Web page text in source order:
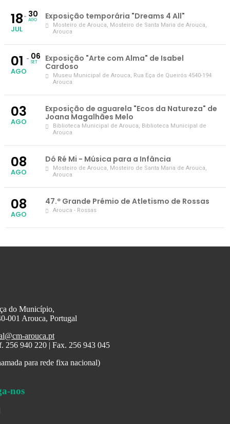
18
JUL
30
AGO Exposição temporária "Dreams 4 All"
Mosteiro de Arouca, Mosteiro de Santa Maria de Arouca,
Arouca
01
AGO
06
SET
Exposição "Arte com Alma" de Isabel
Cardoso
Museu Municipal de Arouca, Rua Eça de Queirós 4540-194
Arouca
03
AGO
Exposição de aguarela "Ecos da Natureza" de
Joana Magalhães Melo
Biblioteca Municipal de Arouca, Biblioteca Municipal de
Arouca
08
AGO
Dó Ré Mi - Música para a Infância
Mosteiro de Arouca, Mosteiro de Santa Maria de Arouca,
Arouca
08
AGO
47.º Grande Prémio de Atletismo de Rossas
Arouca - Rossas
do Município,
001 Arouca, Portugal
arouca.pt
256 940 220 | Fax. 256 943 045
para rede fixa nacional)
nos